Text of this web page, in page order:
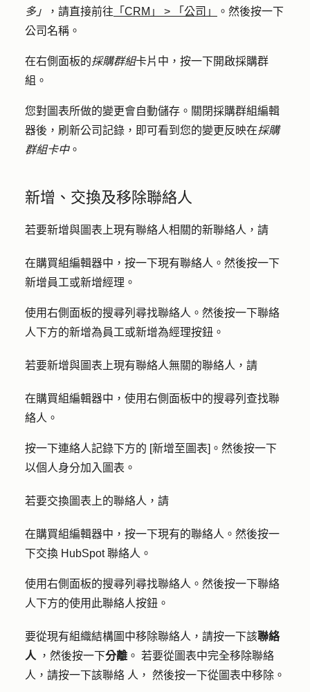
多」 ，請直接前往 「CRM」 > 「公司」
。然後按一下
公司名稱 。
在右側面板的採購群組卡片中，按一下開啟採購群
組 。
您對圖表所做的變更會自動儲存。關閉採購群組編輯
器後，刷新公司記錄，即可看到您的變更反映在採購
群組卡中。
新增、交換及移除聯絡人
若要新增與圖表上現有聯絡人相關的新聯絡人，請
在購買組編輯器中，按一下現有聯絡人 。然後按一下
新增員工或新增經理 。
使用右側面板的搜尋列 尋找聯絡人 。然後按一下聯絡
人下方的新增為員工或新增為經理按鈕。
若要新增與圖表上現有聯絡人無關的聯絡人，請
在購買組編輯器中，使用右側面板中的搜尋列 查找聯
絡人 。
按一下連絡人記錄下方的 [新增至圖表]。然後按一下
以個人身分加入圖表 。
若要交換圖表上的聯絡人，請
在購買組編輯器中，按一下現有的聯絡人 。然後按一
下交換 HubSpot 聯絡人 。
使用右側面板的搜尋列 尋找聯絡人。然後按一下聯絡
人下方的使用此聯絡人按鈕。
要從現有組織結構圖中移除聯絡人，請按一下該聯絡
人 ，然後按一下分離 。 若要從圖表中完全移除聯絡
人，請按一下該聯絡 人 ， 然後按一下從圖表中移除 。